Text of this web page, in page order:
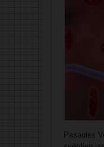
Pasaules